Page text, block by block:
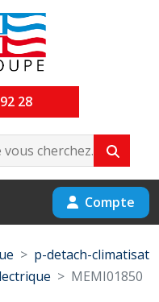
28
Compte
p-detach-climatisat
MEMI01850